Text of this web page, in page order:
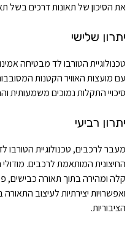
את הסיכון של תאונות דרכים בשל
יתרון שלישי
טכנולוגיית הטורבו לד מבטיחה
עם מועצות האוויר הקטנות
סיכויי התקלות נמוכים משמעותית
יתרון רביעי
מעבר לרכבים, טכנולוגיית
החיצונית המותאמת לרכבים.
קלה ומהירה בתוך תאורה כבישים,
ואפשרויות יצירתיות לעיצוב
הציבוריות.